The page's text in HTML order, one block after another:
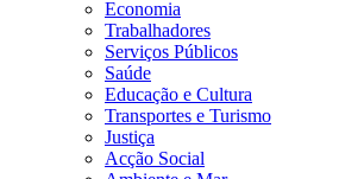
Economia
Trabalhadores
Serviços Públicos
Saúde
Educação e Cultura
Transportes e Turismo
Justiça
Acção Social